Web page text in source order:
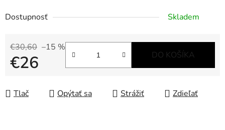
Dostupnosť Skladem
€30,60 –15 %
€26 DO KOŠÍKA
Tlač Opýtať sa Strážiť Zdieľať